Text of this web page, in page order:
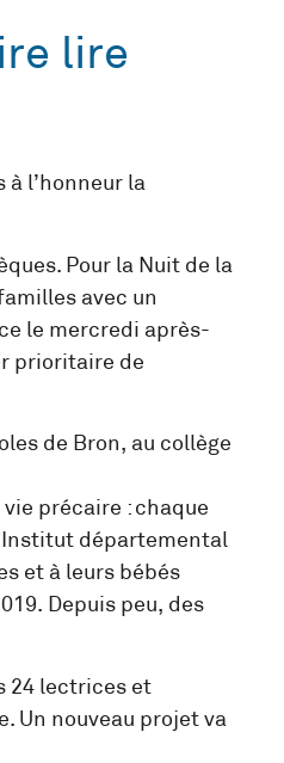
lire
à l’honneur la
Pour la Nuit de la
avec un
le mercredi après-
prioritaire de
de Bron, au collège
précaire : chaque
départemental
et à leurs bébés
Depuis peu, des
24 lectrices et
Un nouveau projet va